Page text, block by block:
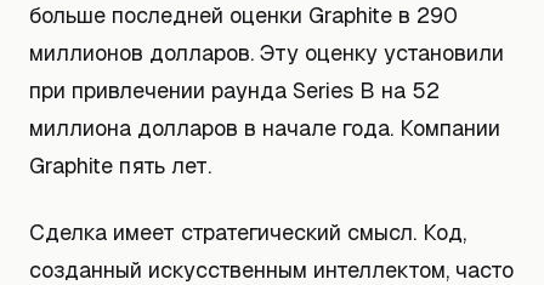
больше последней оценки Graphite в 290
миллионов долларов. Эту оценку установили
при привлечении раунда Series B на 52
миллиона долларов в начале года. Компании
Graphite пять лет.
Сделка имеет стратегический смысл. Код,
созданный искусственным интеллектом, часто